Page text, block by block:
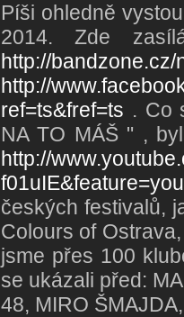
Píši ohledně
2014. Zde
http://bandzone.cz/
http://
ref=ts&fref=ts . Co
NA TO MÁŠ " ,
http://
českých festivalů,
Colours of
jsme přes 100
se ukázali před:
48, MIRO